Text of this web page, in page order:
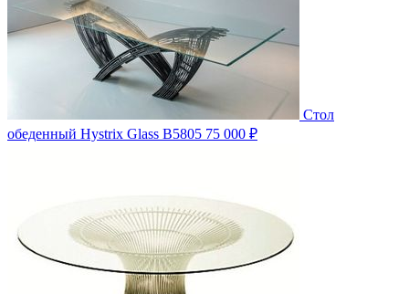
Стол
обеденный Hystrix Glass B5805 75 000 ₽